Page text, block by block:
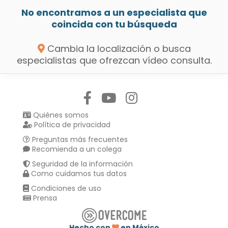
No encontramos a un especialista que
coincida con tu búsqueda
Cambia la localización o busca
especialistas que ofrezcan vídeo consulta.
Quiénes somos
Política de privacidad
Preguntas más frecuentes
Recomienda a un colega
Seguridad de la información
Como cuidamos tus datos
Condiciones de uso
Prensa